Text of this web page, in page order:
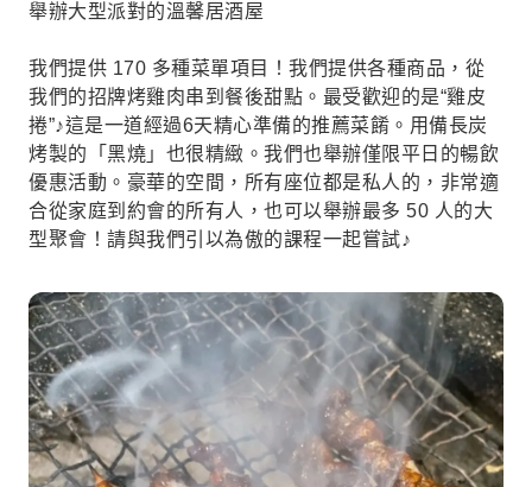
舉辦大型派對的溫馨居酒屋
我們提供 170 多種菜單項目！我們提供各種商品，從
我們的招牌烤雞肉串到餐後甜點。最受歡迎的是“雞皮
捲”♪這是一道經過6天精心準備的推薦菜餚。用備長炭
烤製的「黑燒」也很精緻。我們也舉辦僅限平日的暢飲
優惠活動。豪華的空間，所有座位都是私人的，非常適
合從家庭到約會的所有人，也可以舉辦最多 50 人的大
型聚會！請與我們引以為傲的課程一起嘗試♪